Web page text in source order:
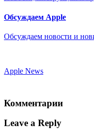
Обсуждаем Apple
Обсуждаем новости и
Apple News
Комментарии
Leave a Reply